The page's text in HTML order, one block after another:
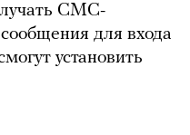
СМС-
для входа
установить